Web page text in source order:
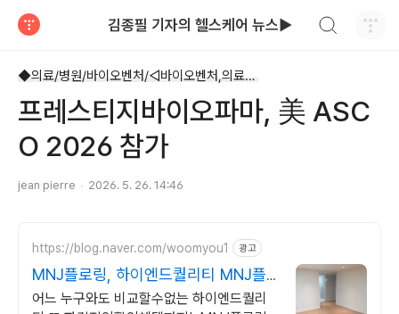
김종필 기자의 헬스케어 뉴스▶
◆의료/병원/바이오벤처/◁바이오벤처,의료기기
프레스티지바이오파마, 美 ASC
O 2026 참가
jean pierre 2026. 5. 26. 14:46
https://blog.naver.com/woomyou1 광고
MNJ플로링, 하이엔드퀄리티 MNJ플
로링
어느 누구와도 비교할수없는 하이엔드퀄리